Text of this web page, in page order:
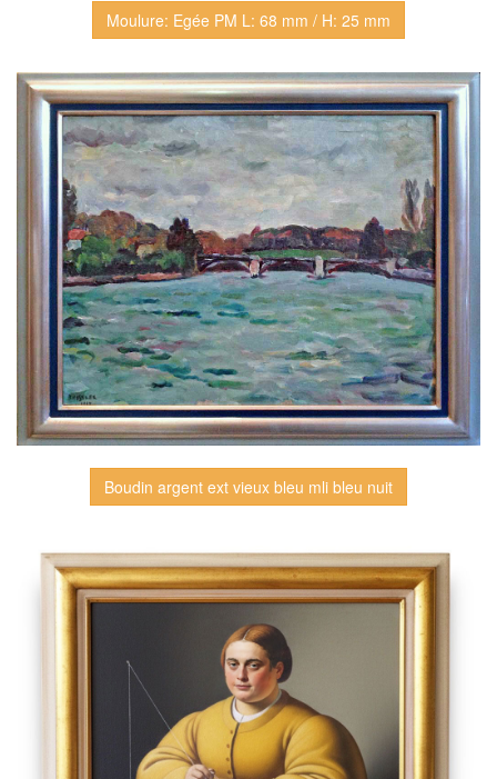
Moulure: Egée PM L: 68 mm / H: 25 mm
Boudin argent ext vieux bleu mli bleu nuit